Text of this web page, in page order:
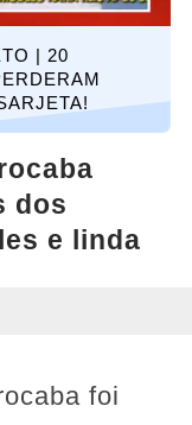
| 20
dos
e linda
foi